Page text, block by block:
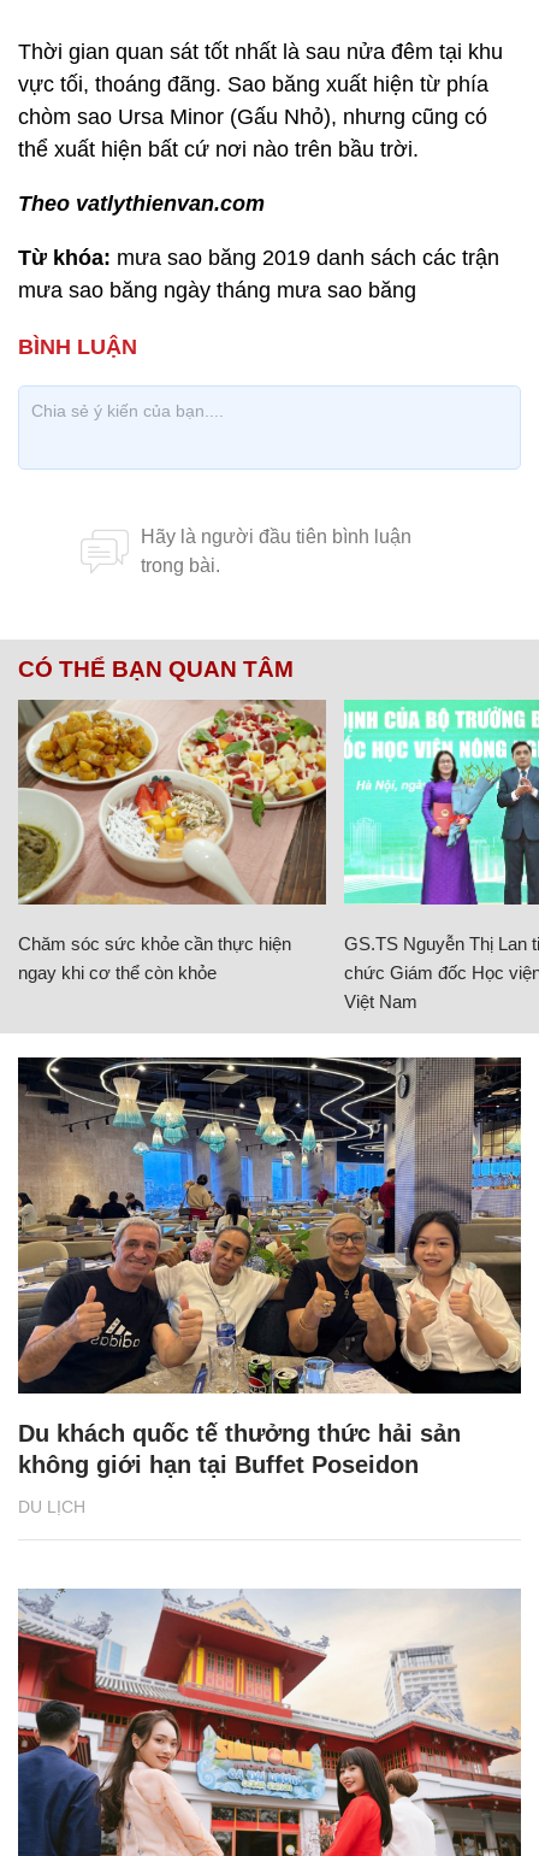
Thời gian quan sát tốt nhất là sau nửa đêm tại khu
vực tối, thoáng đãng. Sao băng xuất hiện từ phía
chòm sao Ursa Minor (Gấu Nhỏ), nhưng cũng có
thể xuất hiện bất cứ nơi nào trên bầu trời.
Theo vatlythienvan.com
Từ khóa: mưa sao băng 2019 danh sách các trận
mưa sao băng ngày tháng mưa sao băng
CÓ THỂ BẠN QUAN TÂM
Chăm sóc sức khỏe cần thực hiện
ngay khi cơ thể còn khỏe
GS.TS Nguyễn Thị Lan
chức Giám đốc Học
Việt Nam
DU LỊCH
Du khách quốc tế thưởng thức hải sản
không giới hạn tại Buffet Poseidon